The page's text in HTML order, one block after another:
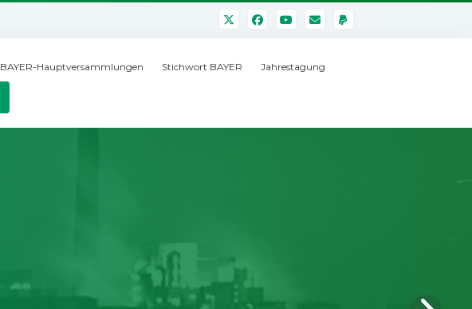
BAYER-Hauptversammlungen Stichwort BAYER Jahrestagung